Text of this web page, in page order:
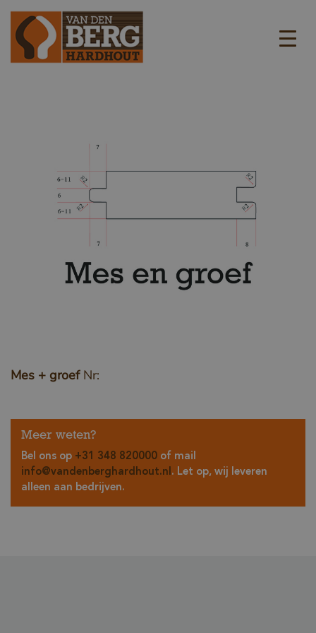
Mes + groef Nr:
Meer weten?
Bel ons op +31 348 820000 of mail
info@vandenberghardhout.nl . Let op, wij leveren
alleen aan bedrijven.